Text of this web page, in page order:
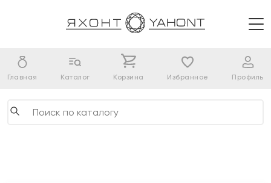
Главная Каталог Корзина Избранное Профиль